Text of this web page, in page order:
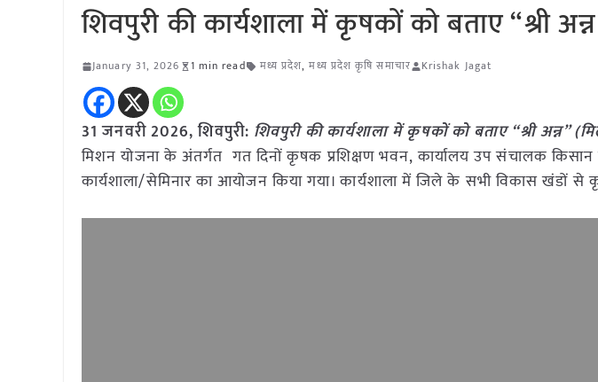
शिवपुरी की कार्यशाला में कृषकों को बताए “श्री
January 31, 2026 1 min read मध्य प्रदेश,मध्य प्रदेश कृषि समाचार Krishak Jagat
31 जनवरी2026,शिवपुरी: शिवपुरी की कार्यशाला में कृषकों को बताए “श्री अन्न”
मिशन योजना के अंतर्गत गत दिनों कृषक प्रशिक्षण भवन, कार्यालय उप संचालक
कार्यशाला/सेमिनार का आयोजन किया गया। कार्यशाला में जिले के सभी विकास खंडों से